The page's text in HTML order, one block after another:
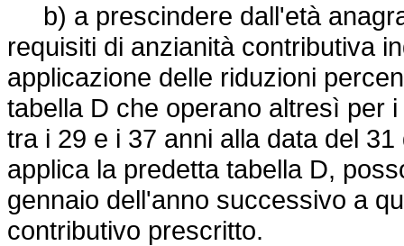
b) a prescindere dall'età
requisiti di anzianità contributiva
applicazione delle riduzioni
tabella D che operano altresì per
tra i 29 e i 37 anni alla data del
applica la predetta tabella D,
gennaio dell'anno successivo a
contributivo prescritto.